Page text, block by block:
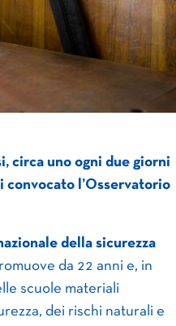
circa uno ogni due giorni
convocato l’Osservatorio
della sicurezza
da 22 anni e, in
scuole materiali
dei rischi naturali e